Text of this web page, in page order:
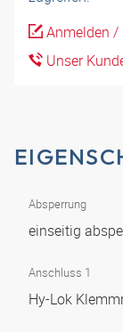
Anmelden /
Unser
Absperrung
einseitig
Anschluss 1
Hy-Lok